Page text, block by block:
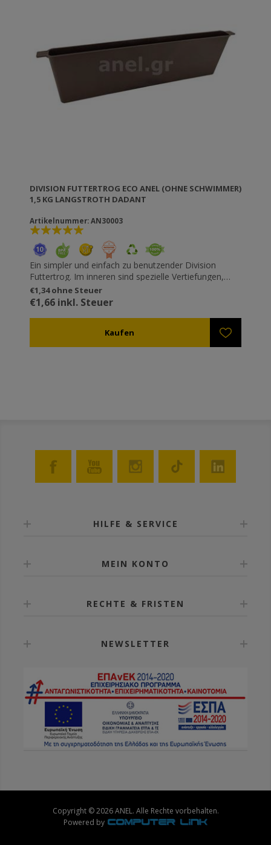
DIVISION FUTTERTROG ECO ANEL (OHNE SCHWIMMER)
1,5 KG LANGSTROTH DADANT
Artikelnummer: AN30003
Ein simpler und einfach zu benutzender Division
Futtertrog. Im inneren sind spezielle Vertiefungen,
damit die Bienen einfach herausklettern, aber es wird
empfohlen etwas schwimmendes Material (Holz etc.)
zu nutzen, um ein Ertrinken der Bienen zu vermeiden.
Die solide innere Struktur, wendet eine Deformation
beim Befüllen des Futtertrogs ab.
€1,34 ohne Steuer
€1,66 inkl. Steuer
HILFE & SERVICE
MEIN KONTO
RECHTE & FRISTEN
NEWSLETTER
Copyright © 2026 ANEL. Alle Rechte vorbehalten.
Powered by